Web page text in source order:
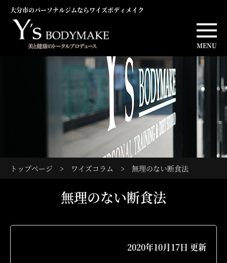
大分市のパーソナルジムならワイズボディメイク
MENU
トップページ > ワイズコラム > 無理のない断食法
無理のない断食法
2020年10月17日 更新